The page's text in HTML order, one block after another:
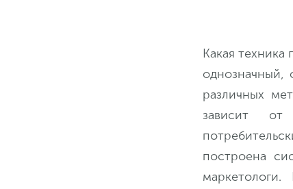
Какая
однозначный,
различных
зависит от
построена